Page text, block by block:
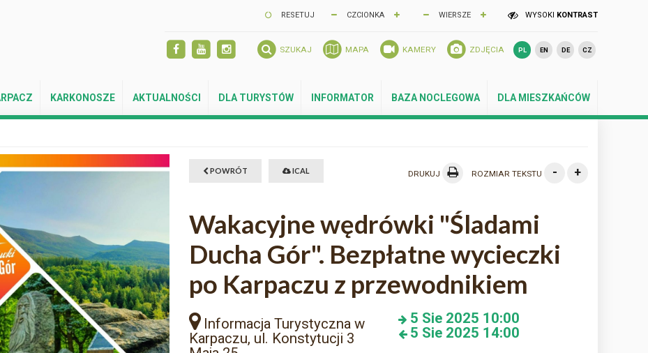
RESETUJ CZCIONKA WIERSZE WYSOKI KONTRAST
SZUKAJ MAPA KAMERY ZDJĘCIA PL EN DE CZ
KARKONOSZE AKTUALNOŚCI DLA TURYSTÓW INFORMATOR BAZA NOCLEGOWA DLA MIESZKAŃCÓW
POWRÓT ICAL DRUKUJ ROZMIAR TEKSTU - +
Wakacyjne wędrówki "Śladami
Ducha Gór". Bezpłatne wycieczki
po Karpaczu z przewodnikiem
Informacja Turystyczna w
Karpaczu, ul. Konstytucji 3
5 Sie 2025 10:00
5 Sie 2025 14:00